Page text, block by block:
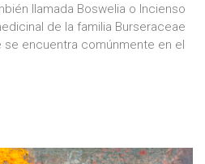
llamada Boswelia o Incienso
de la familia Burseraceae
se encuentra comúnmente en el